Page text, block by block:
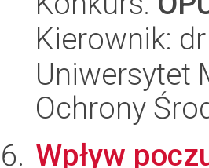
Kierownik:
Uniwersytet
Ochrony
Wpływ